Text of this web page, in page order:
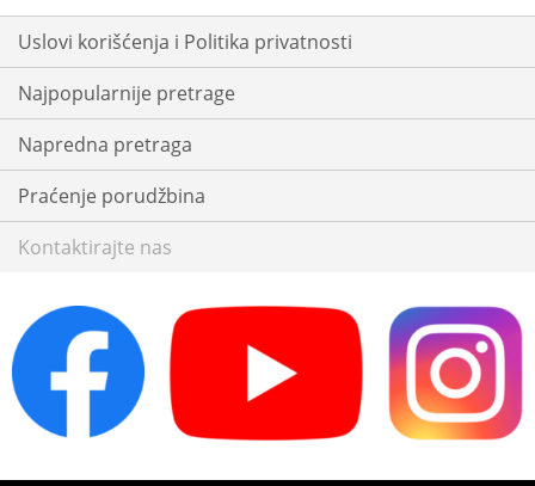
Uslovi korišćenja i Politika privatnosti
Najpopularnije pretrage
Napredna pretraga
Praćenje porudžbina
Kontaktirajte nas